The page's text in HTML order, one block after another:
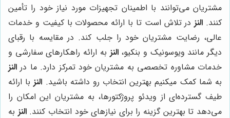
مشتریان می‌توانند با اطمینان تجهیزات مورد نیاز خود را تأمین
کنند. النز در تلاش است تا با ارائه محصولات با کیفیت و خدمات
عالی، رضایت مشتریان خود را جلب کند. در مقایسه با رقبای
دیگر مانند ویوسونیک و بنکیو،النز به ارائه راهکارهای سفارشی و
خدمات مشاوره تخصصی به مشتریان خود تمرکز دارد. ما در النز
به شما کمک میکنیم بهترین انتخاب رو داشته باشید. النز با ارائه
طیف گسترده‌ای از ویدئو پروژکتورها، به مشتریان این امکان را
می‌دهد تا بهترین گزینه را برای نیازهای خود انتخاب کنند.النز به